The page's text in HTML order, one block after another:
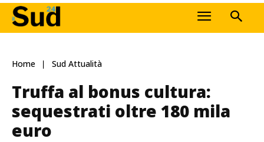
Home Sud Attualità
Truffa al bonus cultura:
sequestrati oltre 180 mila
euro